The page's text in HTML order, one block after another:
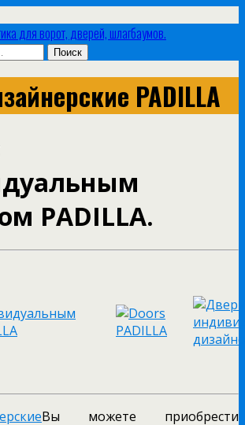
для ворот, дверей, шлагбаумов.
PADILLA
PADILLA.
Вы можете приобрести